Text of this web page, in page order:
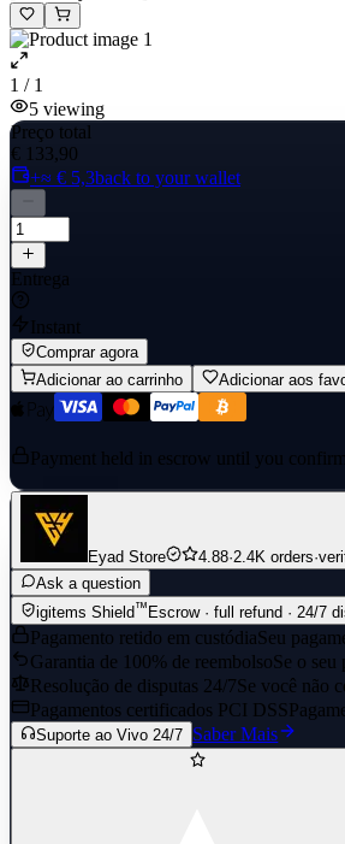
1 / 1
5 viewing
Preço total
€ 133,90
+≈ € 5,3back to your wallet
Entrega
Instant
Comprar agora
Adicionar ao carrinho
Adicionar aos
Payment held in escrow until you
Eyad Store 4.88·2.4K orders·
Ask a question
igitems Shield™ Escrow · full refund · 24/7
Pagamento retido em custódiaSeu
Garantia de 100% de reembolsoSe o seu
Resolução de disputas 24/7Se você não
Pagamentos certificados PCI DSS
Suporte ao Vivo 24/7 Saber Mais